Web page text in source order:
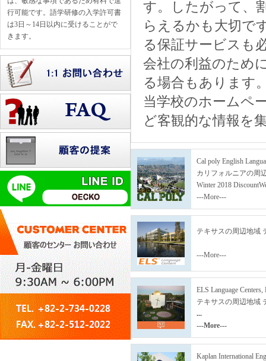
行可能です。語学研修の入学許可書
は3日～14日以内に受けることがで
きます。
す。したがって、
らえるかも大切で
る保証サービスも
会社の利益のため
る場合もあります
当学校のホームペ
ど客観的な情報を
Cal poly English
カリフォルニアの周
Winter 2018 Discount
---More---
テキサスの周辺地域
---More---
ELS Language
テキサスの周辺地域
...
---More---
Kaplan International